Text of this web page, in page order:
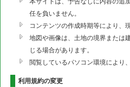
任を負いません。
コンテンツの作成時期等により、
地図や画像は、土地の境界または
じる場合があります。
閲覧しているパソコン環境により
利用規約の変更